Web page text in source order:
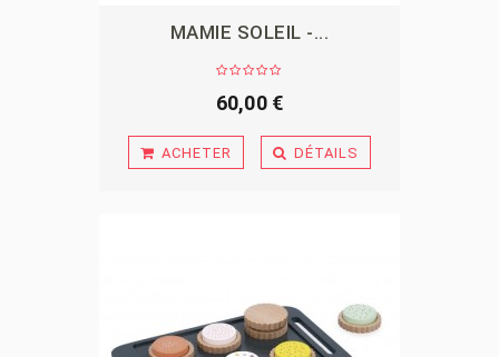
APERÇU
MAMIE SOLEIL -...
60,00 €
ACHETER DÉTAILS